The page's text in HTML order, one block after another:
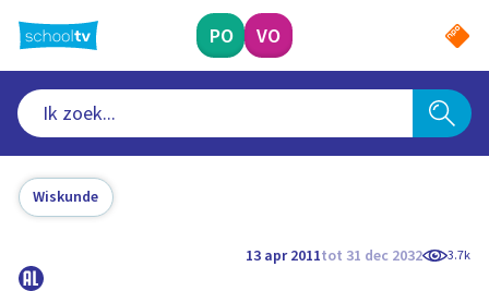
naar
hoofdinhoud
PO VO
Wiskunde
13 apr 2011tot 31 dec 2032 3.7k